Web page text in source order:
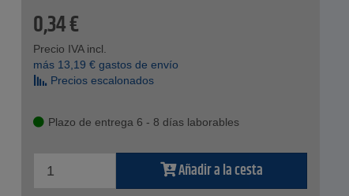
0,34€
Precio IVA incl.
más 13,19 € gastos de envío
Precios escalonados
Plazo de entrega 6 - 8 días laborables
Añadir a la cesta